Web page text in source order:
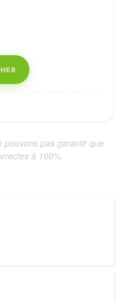
pouvons pas garantir que
à 100%.